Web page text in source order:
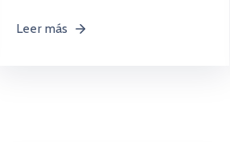
Leer más